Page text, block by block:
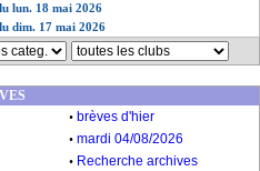
lun. 18 mai 2026
dim. 17 mai 2026
. brèves d'hier
. mardi 04/08/2026
. Recherche archives